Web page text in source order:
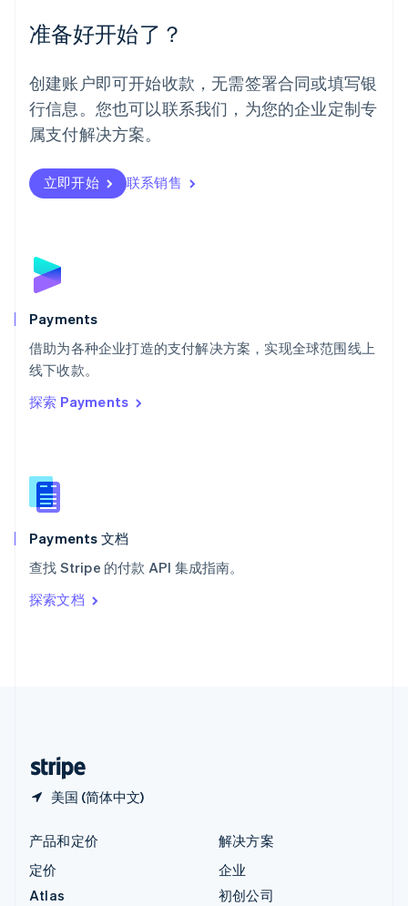
准备好开始了？
创建账户即可开始收款，无需签署合同或填写银
行信息。您也可以联系我们，为您的企业定制专
属支付解决方案。
立即开始 联系销售
Payments
借助为各种企业打造的支付解决方案，实现全球范围线上
线下收款。
探索 Payments
Payments 文档
查找 Stripe 的付款 API 集成指南。
探索文档
美国 (简体中文)
挪威
葡萄牙
Português English
日本
日本語English
瑞典
瑞士
DeutschFrançais
English
斯洛文尼亚
泰国
ไทยEnglish
希腊
English
西班牙
新西兰
English
匈牙利
English
ItalianoEnglish
印度
English
产品和定价
定价
Atlas
解决方案
企业
初创公司